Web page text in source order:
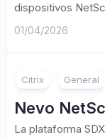
dispositivos
01/04/2026
Citrix General
Nevo
La plataforma